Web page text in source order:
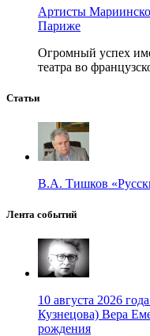
Артисты
Париже
Огромный успех
театра во
Статьи
В.А. Тишков
Лента событий
10 августа 2026
Кузнецова) Вера
рождения